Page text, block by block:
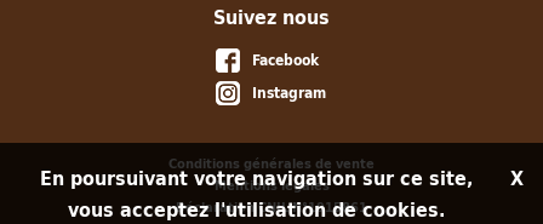
Suivez nous
Facebook
Instagram
Conditions générales de vente
Mentions légales
Déclaration CNIL N°1915861
En poursuivant votre navigation sur ce site,
vous acceptez l'utilisation de cookies.
X